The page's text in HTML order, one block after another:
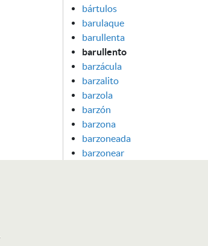
bártulos
barulaque
barullenta
barullento
barzácula
barzalito
barzola
barzón
barzona
barzoneada
barzonear